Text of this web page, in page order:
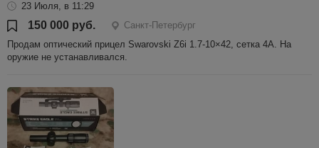
23 Июля, в 11:29
150 000 руб.
Санкт-Петербург
Продам оптический прицел Swarovski Z6i 1.7-10×42, сетка 4А. На
оружие не устанавливался.